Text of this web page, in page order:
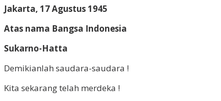
Jakarta, 17 Agustus 1945
Atas nama Bangsa Indonesia
Sukarno-Hatta
Demikianlah saudara-saudara !
Kita sekarang teIah merdeka !